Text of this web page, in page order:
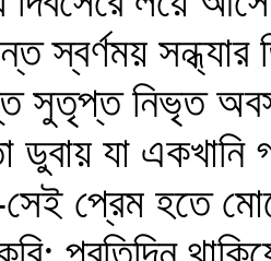
স্বর্ণময় সন্ধ্যার
সুতৃপ্ত নিভৃত
ডুবায় যা একখানি
সেই প্রেম হতে